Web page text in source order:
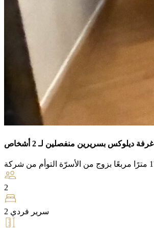
غرفة ديلوكس بسريرين منفصلين لـ 2 أشخاص
2
2 سرير فردي